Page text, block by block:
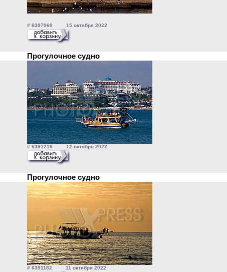
# 6397960 15 октября 2022
Прогулочное судно
# 6391216 12 октября 2022
Прогулочное судно
# 6391182 11 октября 2022